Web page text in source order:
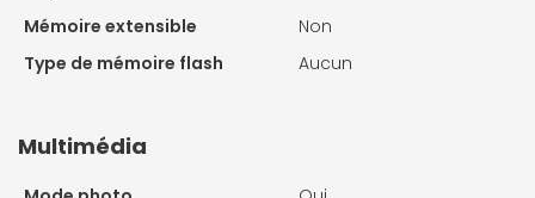
Mémoire extensible
Non
Type de mémoire flash
Aucun
Multimédia